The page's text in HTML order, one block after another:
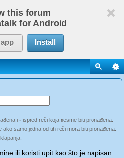
this forum
for Android
Install
i - ispred reči koja nesme biti pronađena.
ako samo jedna od tih reči mora biti pronađena.
ili koristi upit kao što je napisan